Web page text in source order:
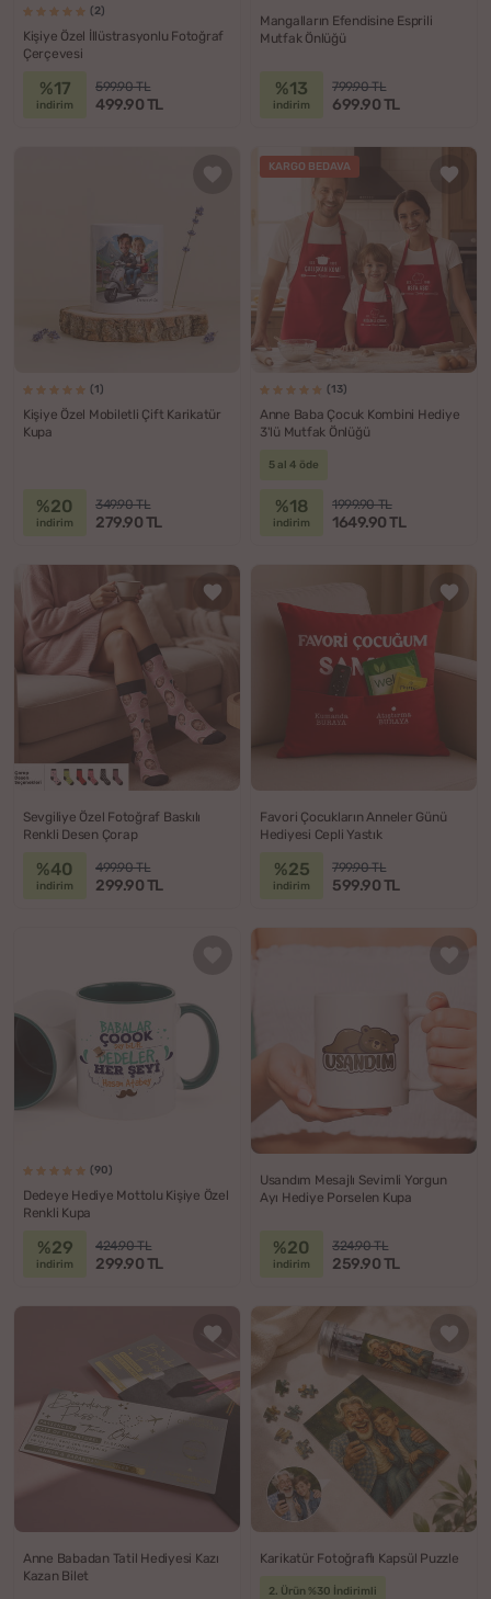
(2)
Kişiye Özel İllüstrasyonlu Fotoğraf
Çerçevesi
%17
indirim
599.90 TL
499.90 TL
Mangalların Efendisine Esprili
Mutfak Önlüğü
%13
indirim
799.90 TL
699.90 TL
(1)
Kişiye Özel Mobiletli Çift Karikatür
Kupa
%20
indirim
349.90 TL
279.90 TL
KARGO BEDAVA
(13)
Anne Baba Çocuk Kombini Hediye
3'lü Mutfak Önlüğü
5 al 4 öde
%18
indirim
1999.90 TL
1649.90 TL
Sevgiliye Özel Fotoğraf Baskılı
Renkli Desen Çorap
%40
indirim
499.90 TL
299.90 TL
Favori Çocukların Anneler Günü
Hediyesi Cepli Yastık
%25
indirim
799.90 TL
599.90 TL
(90)
Dedeye Hediye Mottolu Kişiye Özel
Renkli Kupa
%29
indirim
424.90 TL
299.90 TL
Usandım Mesajlı Sevimli Yorgun
Ayı Hediye Porselen Kupa
%20
indirim
324.90 TL
259.90 TL
Anne Babadan Tatil Hediyesi Kazı
Kazan Bilet
Karikatür Fotoğraflı Kapsül Puzzle
2. Ürün %30 İndirimli